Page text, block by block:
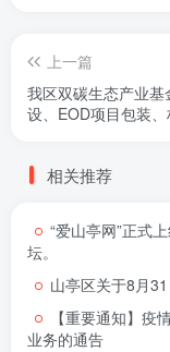
上一篇
我区双碳生态产业基
设、EOD项目包装
相关推荐
“爱山亭网”正式
坛。
山亭区关于8月
【重要通知】疫
业务的通告